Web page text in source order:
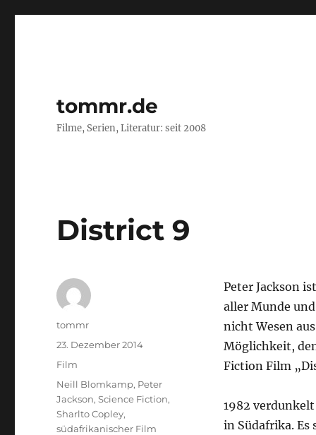
tommr.de
Filme, Serien, Literatur: seit 2008
District 9
Peter Jackson
aller Munde
nicht Wesen
Möglichkeit,
Fiction Film
1982
in Südafrika.
Autor
tommr
Veröffentlicht
am
23. Dezember 2014
Kategorien
Film
Schlagwörter
Neill Blomkamp, Peter
Jackson,Science Fiction,
Sharlto Copley,
südafrikanischer Film